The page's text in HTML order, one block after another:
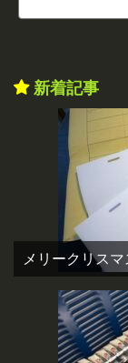
新着記事
メリークリス